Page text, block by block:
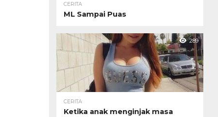
CERITA
ML Sampai Puas
289
CERITA
Ketika anak menginjak masa